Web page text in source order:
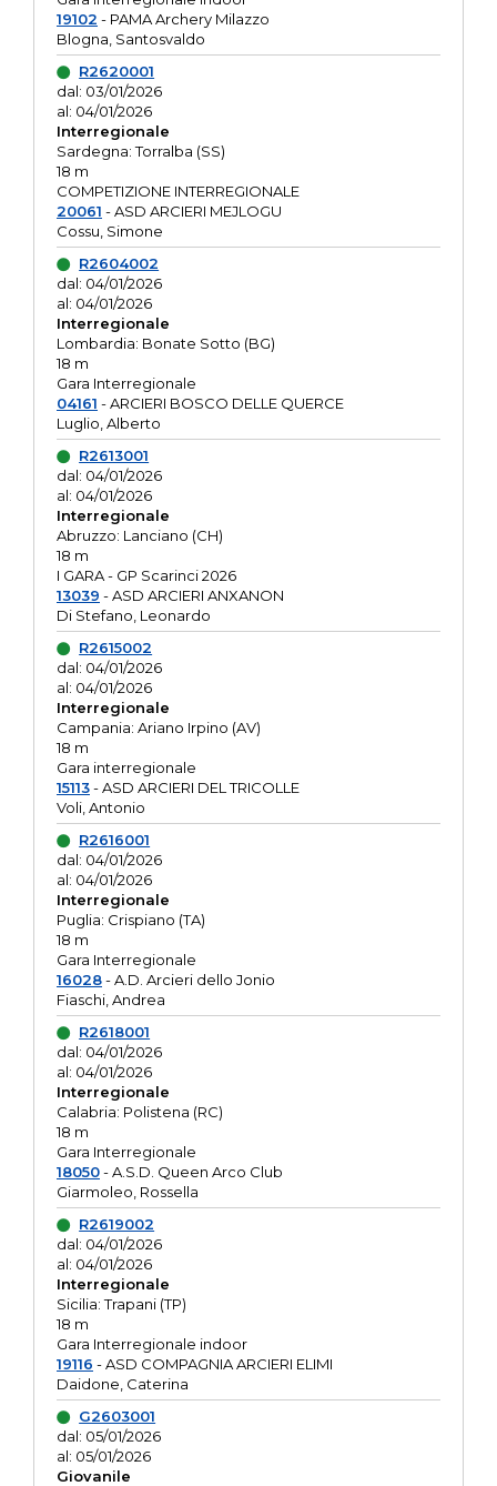
19102 - PAMA Archery Milazzo
Blogna, Santosvaldo
R2620001
dal: 03/01/2026
al: 04/01/2026
Interregionale
Sardegna: Torralba (SS)
18 m
COMPETIZIONE INTERREGIONALE
20061 - ASD ARCIERI MEJLOGU
Cossu, Simone
R2604002
dal: 04/01/2026
al: 04/01/2026
Interregionale
Lombardia: Bonate Sotto (BG)
18 m
Gara Interregionale
04161 - ARCIERI BOSCO DELLE QUERCE
Luglio, Alberto
R2613001
dal: 04/01/2026
al: 04/01/2026
Interregionale
Abruzzo: Lanciano (CH)
18 m
I GARA - GP Scarinci 2026
13039 - ASD ARCIERI ANXANON
Di Stefano, Leonardo
R2615002
dal: 04/01/2026
al: 04/01/2026
Interregionale
Campania: Ariano Irpino (AV)
18 m
Gara interregionale
15113- ASD ARCIERI DEL TRICOLLE
Voli, Antonio
R2616001
dal: 04/01/2026
al: 04/01/2026
Interregionale
Puglia: Crispiano (TA)
18 m
Gara Interregionale
16028- A.D. Arcieri dello Jonio
Fiaschi, Andrea
R2618001
dal: 04/01/2026
al: 04/01/2026
Interregionale
Calabria: Polistena (RC)
18 m
Gara Interregionale
18050- A.S.D. Queen Arco Club
Giarmoleo, Rossella
R2619002
dal: 04/01/2026
al: 04/01/2026
Interregionale
Sicilia: Trapani (TP)
18 m
Gara Interregionale indoor
19116 - ASD COMPAGNIA ARCIERI ELIMI
Daidone, Caterina
G2603001
dal: 05/01/2026
al: 05/01/2026
Giovanile